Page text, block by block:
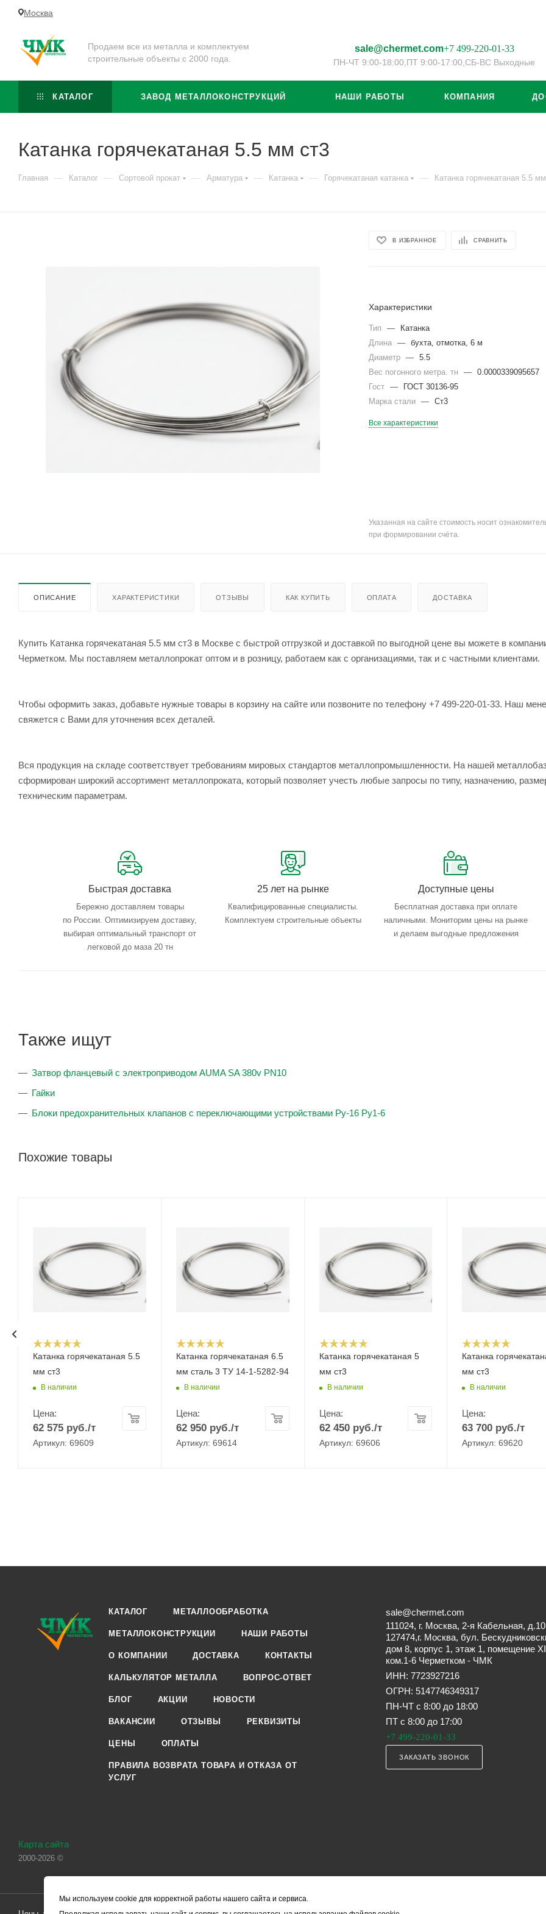
Москва
Продаем все из металла и комплектуем
строительные объекты с 2000 года.
sale@chermet.com+7 499-220-01-33
ПН-ЧТ 9:00-18:00, ПТ 9:00-17:00, СБ-ВС Выходные
КАТАЛОГ ЗАВОД МЕТАЛЛОКОНСТРУКЦИЙ НАШИ РАБОТЫ КОМПАНИЯ
Катанка горячекатаная 5.5 мм ст3
Главная — Каталог — Сортовой прокат — Арматура — Катанка — Горячекатаная катанка — Катанка горячекатаная 5.5
В ИЗБРАННОЕ СРАВНИТЬ
Характеристики
Тип —
Катанка
Длина
—
бухта, отмотка, 6 м
Диаметр
—
5.5
Вес погонного метра. тн
—
0.0000339095657
Гост
—
ГОСТ 30136-95
Марка стали
— Ст3
Все характеристики
Указанная на сайте стоимость носит
при формировании счёта.
ОПИСАНИЕ ХАРАКТЕРИСТИКИ ОТЗЫВЫ КАК КУПИТЬ ОПЛАТА ДОСТАВКА
Купить Катанка горячекатаная 5.5 мм ст3 в Москве с быстрой отгрузкой и доставкой по выгодной цене вы можете в
Черметком. Мы поставляем металлопрокат оптом и в розницу, работаем как с организациями, так и с частными клиентами.
Чтобы оформить заказ, добавьте нужные товары в корзину на сайте или позвоните по телефону +7 499-220-01-33. Наш
свяжется с Вами для уточнения всех деталей.
Вся продукция на складе соответствует требованиям мировых стандартов металлопромышленности. На нашей
сформирован широкий ассортимент металлопроката, который позволяет учесть любые запросы по типу, назначению,
техническим параметрам.
Быстрая доставка
Бережно доставляем товары
по России. Оптимизируем доставку,
выбирая оптимальный транспорт от
легковой до маза 20 тн
25 лет на рынке
Квалифицированные специалисты.
Комплектуем строительные объекты
Доступные цены
Бесплатная доставка при оплате
наличными. Мониторим цены на рынке
и делаем выгодные предложения
Также ищут
Затвор фланцевый с электроприводом AUMA SA 380v PN10
Гайки
Блоки предохранительных клапанов с переключающими устройствами Ру-16 Ру1-6
Похожие товары
Катанка горячекатаная 5.5
мм ст3
В наличии
Цена:
62 575 руб./т
Артикул: 69609
Катанка горячекатаная 6.5
мм сталь 3 ТУ 14-1-5282-94
В наличии
Цена:
62 950руб./т
Артикул: 69614
Катанка горячекатаная 5
мм ст3
В наличии
Цена:
62 450руб./т
Артикул: 69606
Катанка
мм ст3
В наличии
Цена:
63 700 руб./т
Артикул: 69620
КАТАЛОГ МЕТАЛЛООБРАБОТКА
МЕТАЛЛОКОНСТРУКЦИИ НАШИ РАБОТЫ
О КОМПАНИИ ДОСТАВКА КОНТАКТЫ
КАЛЬКУЛЯТОР МЕТАЛЛА ВОПРОС-ОТВЕТ
БЛОГ АКЦИИ НОВОСТИ
ВАКАНСИИ ОТЗЫВЫ РЕКВИЗИТЫ
ЦЕНЫ ОПЛАТЫ
ПРАВИЛА ВОЗВРАТА ТОВАРА И ОТКАЗА ОТ
УСЛУГ
sale@chermet.com
111024, г. Москва, 2-я Кабельная, д.10
127474,г. Москва, бул.
дом 8, корпус 1, этаж 1, помещение
ком.1-6 Черметком - ЧМК
ИНН: 7723927216
ОГРН: 5147746349317
ПН-ЧТ с 8:00 до 18:00
ПТ с 8:00 до 17:00
+7 499-220-01-33
ЗАКАЗАТЬ ЗВОНОК
Карта сайта
2000-2026 ©
Мы используем cookie для корректной работы нашего сайта и сервиса.